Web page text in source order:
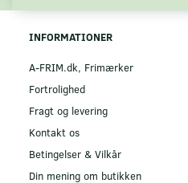
INFORMATIONER
A-FRIM.dk, Frimærker
Fortrolighed
Fragt og levering
Kontakt os
Betingelser & Vilkår
Din mening om butikken